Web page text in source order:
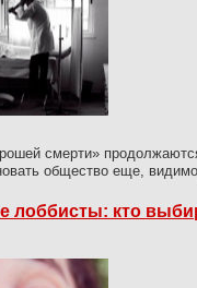
смерти»
общество еще,
лоббисты: кто